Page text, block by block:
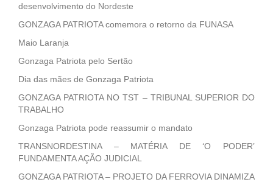
desenvolvimento do Nordeste
GONZAGA PATRIOTA comemora o retorno da FUNASA
Maio Laranja
Gonzaga Patriota pelo Sertão
Dia das mães de Gonzaga Patriota
GONZAGA PATRIOTA NO TST – TRIBUNAL SUPERIOR DO
TRABALHO
Gonzaga Patriota pode reassumir o mandato
TRANSNORDESTINA – MATÉRIA DE ‘O PODER’
FUNDAMENTA AÇÃO JUDICIAL
GONZAGA PATRIOTA – PROJETO DA FERROVIA DINAMIZA